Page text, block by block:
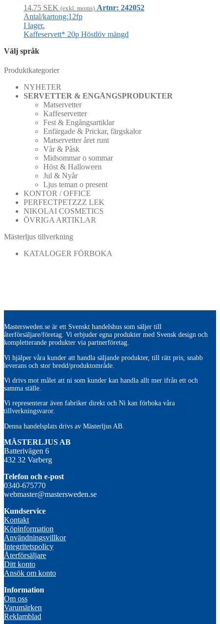
14.75 SEK (exkl. moms) Artnr: 242052
Antal/kartong:12fp
I lager.
Kaffeservett* 20p Höstlöv mängd
Välj språk
Produktkategorier
NYHETER
SERVETTER & ENGÅNGSPRODUKTER
Matservetter
Kaffeservetter
Fest & Engångsartiklar
Enfärgade & Prickar, färgskalor
Matservetter året runt
Vår & Påsk
Midsommar o sommar
Höst & Halloween
Jul & Nyår
Ljus teman o present
KONTOR / OFFICE
PERFECTPETZZZ LEK
NIKOLAI COSMETICS
ÖVRIGA ARTIKLAR
Mästerljus tillverkning
KATALOGER FÖRBOKA
Mastersweden.se är ett Svenskt handelshus som säljer till
återförsäljare/företag. Vi erbjuder egna produkter med Svensk design och
kompletterande produkter via partnerföretag.
Vi hjälper våra kunder att handla säljande produkter, till rätt pris, snabb
leverans och stor bredd/produktområde.
Vi drivs mot målet att ni som kunder kan handla allt mer ifrån ett och
samma ställe.
Vi representerar även fabriker direkt och Ni kan förboka våra
tillverkningsvaror.
Denna handelsplats drivs av Mästerljus AB.
MÄSTERLJUS AB
Batterivägen 6
432 32 Varberg
Telefon och e-post
0340-675770
webmaster@mastersweden.se
Kundservice
Kontakt
Köpinformation
Användningsvillkor
Integritetspolicy
Återförsäljare
Ditt konto
Ansök om konto
Information
Om oss
Varumärken
Reklamblad